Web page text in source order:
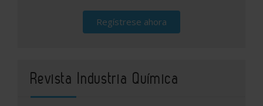
Regístrese ahora
Revista Industria Química